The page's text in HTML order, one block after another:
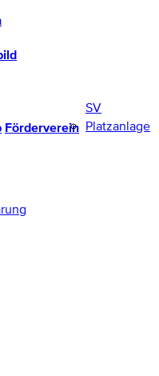
Förderverein
SV
Platzanlage